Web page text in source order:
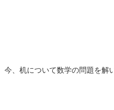
今、机について数学の問題を解